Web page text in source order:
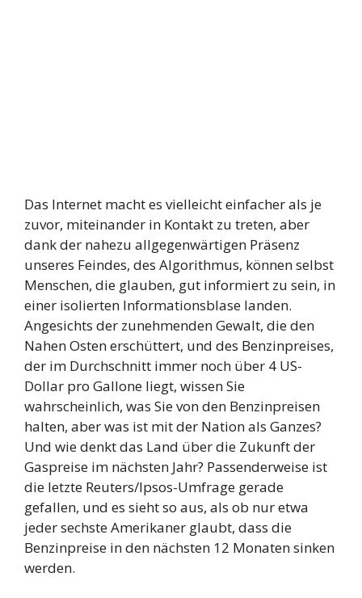
Das Internet macht es vielleicht einfacher als je
zuvor, miteinander in Kontakt zu treten, aber
dank der nahezu allgegenwärtigen Präsenz
unseres Feindes, des Algorithmus, können selbst
Menschen, die glauben, gut informiert zu sein, in
einer isolierten Informationsblase landen.
Angesichts der zunehmenden Gewalt, die den
Nahen Osten erschüttert, und des Benzinpreises,
der im Durchschnitt immer noch über 4 US-
Dollar pro Gallone liegt, wissen Sie
wahrscheinlich, was Sie von den Benzinpreisen
halten, aber was ist mit der Nation als Ganzes?
Und wie denkt das Land über die Zukunft der
Gaspreise im nächsten Jahr? Passenderweise ist
die letzte Reuters/Ipsos-Umfrage gerade
gefallen, und es sieht so aus, als ob nur etwa
jeder sechste Amerikaner glaubt, dass die
Benzinpreise in den nächsten 12 Monaten sinken
werden.